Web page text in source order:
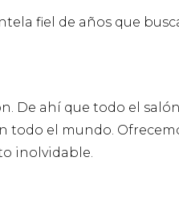
fiel de años que
De ahí que todo el
todo el mundo.
inolvidable.